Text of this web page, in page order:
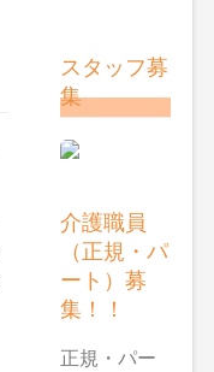
スタッフ募
集
介護職員
（正規・パ
ート）募
集！！
正規・パー